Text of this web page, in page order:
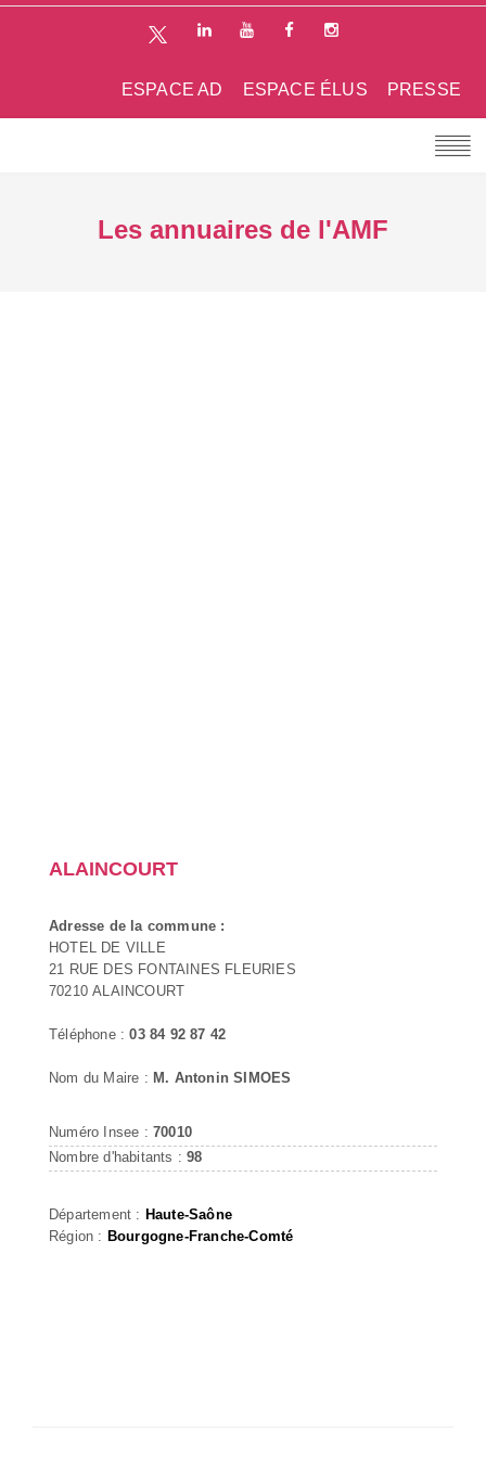
PRESSE
ESPACE ÉLUS
ESPACE AD
Les annuaires de l'AMF
ALAINCOURT
Adresse de la commune :
HOTEL DE VILLE
21 RUE DES FONTAINES FLEURIES
70210 ALAINCOURT
Téléphone :03 84 92 87 42
Nom du Maire : M. Antonin SIMOES
Numéro Insee : 70010
Nombre d'habitants :98
Département : Haute-Saône
Région : Bourgogne-Franche-Comté